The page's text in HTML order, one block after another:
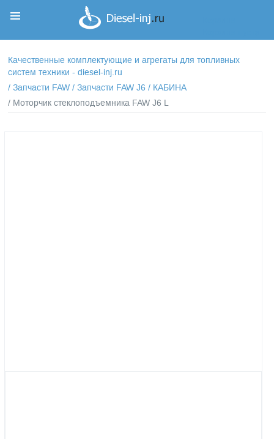
Качественные комплектующие и агрегаты для топливных
систем техники - diesel-inj.ru
/Запчасти FAW /Запчасти FAW J6 / КАБИНА
/ Моторчик стеклоподъемника FAW J6 L